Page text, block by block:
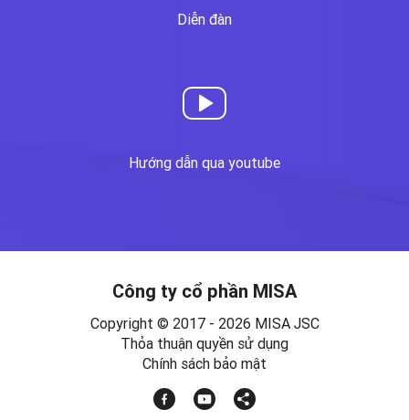
Diễn đàn
Hướng dẫn qua youtube
Công ty cổ phần MISA
Copyright © 2017 - 2026 MISA JSC
Thỏa thuận quyền sử dụng
Chính sách bảo mật